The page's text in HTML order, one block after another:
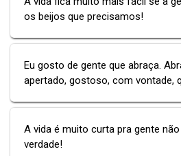
os beijos que precisamos!
Eu gosto de gente que abraça.
apertado, gostoso, com vontade,
A vida é muito curta pra gente
verdade!